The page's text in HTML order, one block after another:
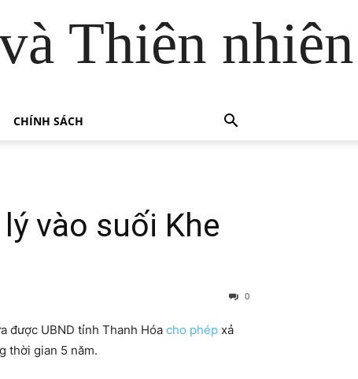
Thiên nhiên
CHÍNH SÁCH
vào suối Khe
0
được UBND tỉnh Thanh Hóa cho phép xả
thời gian 5 năm.